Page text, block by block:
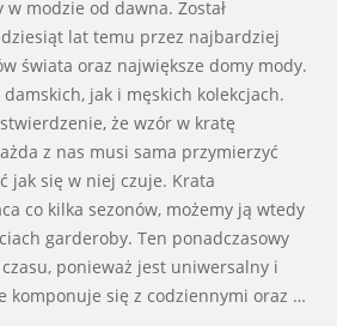
w modzie od dawna. Został
lat temu przez najbardziej
świata oraz największe domy mody.
jak i męskich kolekcjach.
że wzór w kratę
z nas musi sama przymierzyć
jak się w niej czuje. Krata
co kilka sezonów, możemy ją wtedy
garderoby. Ten ponadczasowy
ponieważ jest uniwersalny i
komponuje się z codziennymi oraz …